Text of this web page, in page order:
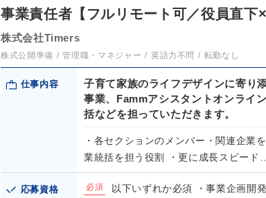
事業責任者【フルリモート可／役員直下
株式会社Timers
株式公開準備 管理職・マネジャー 英語力不問 転勤なし
仕事内容
子育て家族のライフデザインに寄り
事業、Fammアシスタントオンライ
括などを担っていただきます。
・各セクションのメンバー・関連企業
業統括を担う役割 ・更に成長スピード…
応募資格 必須 以下いずれか必須 ・事業企画開